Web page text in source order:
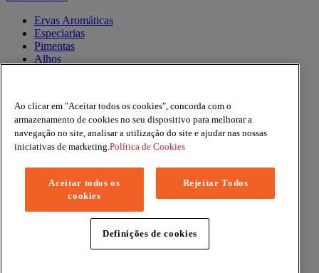
Ervas Aromáticas
Especiarias
Pimentas
Alhos
Express
Facebook
YouTube
Copyright © 2026 Margao (McCormick & Company, Inc). All
Rights Reserved
Política de Privacidade
Política de Cookies
Termos e condições
Ao clicar em "Aceitar todos os cookies", concorda com o
armazenamento de cookies no seu dispositivo para melhorar a
navegação no site, analisar a utilização do site e ajudar nas nossas
iniciativas de marketing. Política de Cookies
Aceitar todos os
cookies
Rejeitar Todos
Definições de cookies